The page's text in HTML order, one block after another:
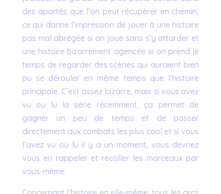
des apartés que l’on peut récupérer en chemin,
ce qui donne l’impression de jouer à une histoire
pas mal abrégée si on joue sans s’y attarder et
une histoire bizarrement agencée si on prend le
temps de regarder des scènes qui auraient bien
pu se dérouler en même temps que l’histoire
principale. C’est assez bizarre, mais si vous avez
vu ou lu la série récemment, ça permet de
gagner un peu de temps et de passer
directement aux combats les plus cool et si vous
l’avez vu ou lu il y a un moment, vous devriez
vous en rappeler et recoller les morceaux par
vous-même.